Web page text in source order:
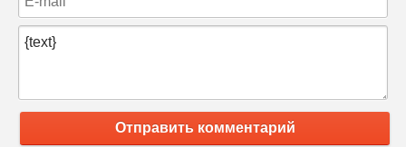
Отправить комментарий